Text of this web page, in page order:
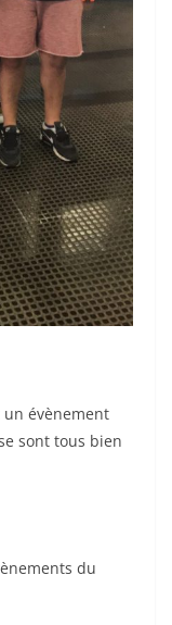
un évènement
sont tous bien
du